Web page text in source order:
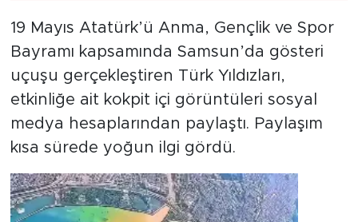
19 Mayıs Atatürk’ü Anma, Gençlik ve Spor
Bayramı kapsamında Samsun’da gösteri
uçuşu gerçekleştiren Türk Yıldızları,
etkinliğe ait kokpit içi görüntüleri sosyal
medya hesaplarından paylaştı. Paylaşım
kısa sürede yoğun ilgi gördü.